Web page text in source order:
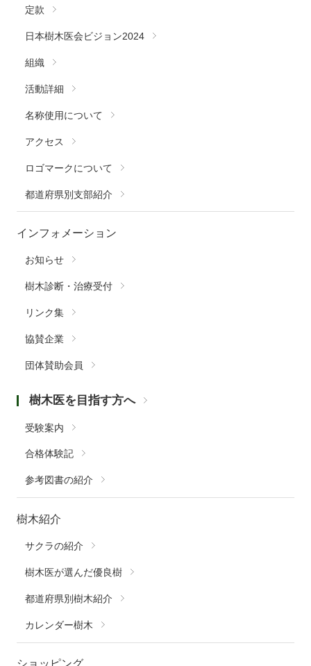
定款
日本樹木医会ビジョン2024
組織
活動詳細
名称使用について
アクセス
ロゴマークについて
都道府県別支部紹介
インフォメーション
お知らせ
樹木診断・治療受付
リンク集
協賛企業
団体賛助会員
樹木医を目指す方へ
受験案内
合格体験記
参考図書の紹介
樹木紹介
サクラの紹介
樹木医が選んだ優良樹
都道府県別樹木紹介
カレンダー樹木